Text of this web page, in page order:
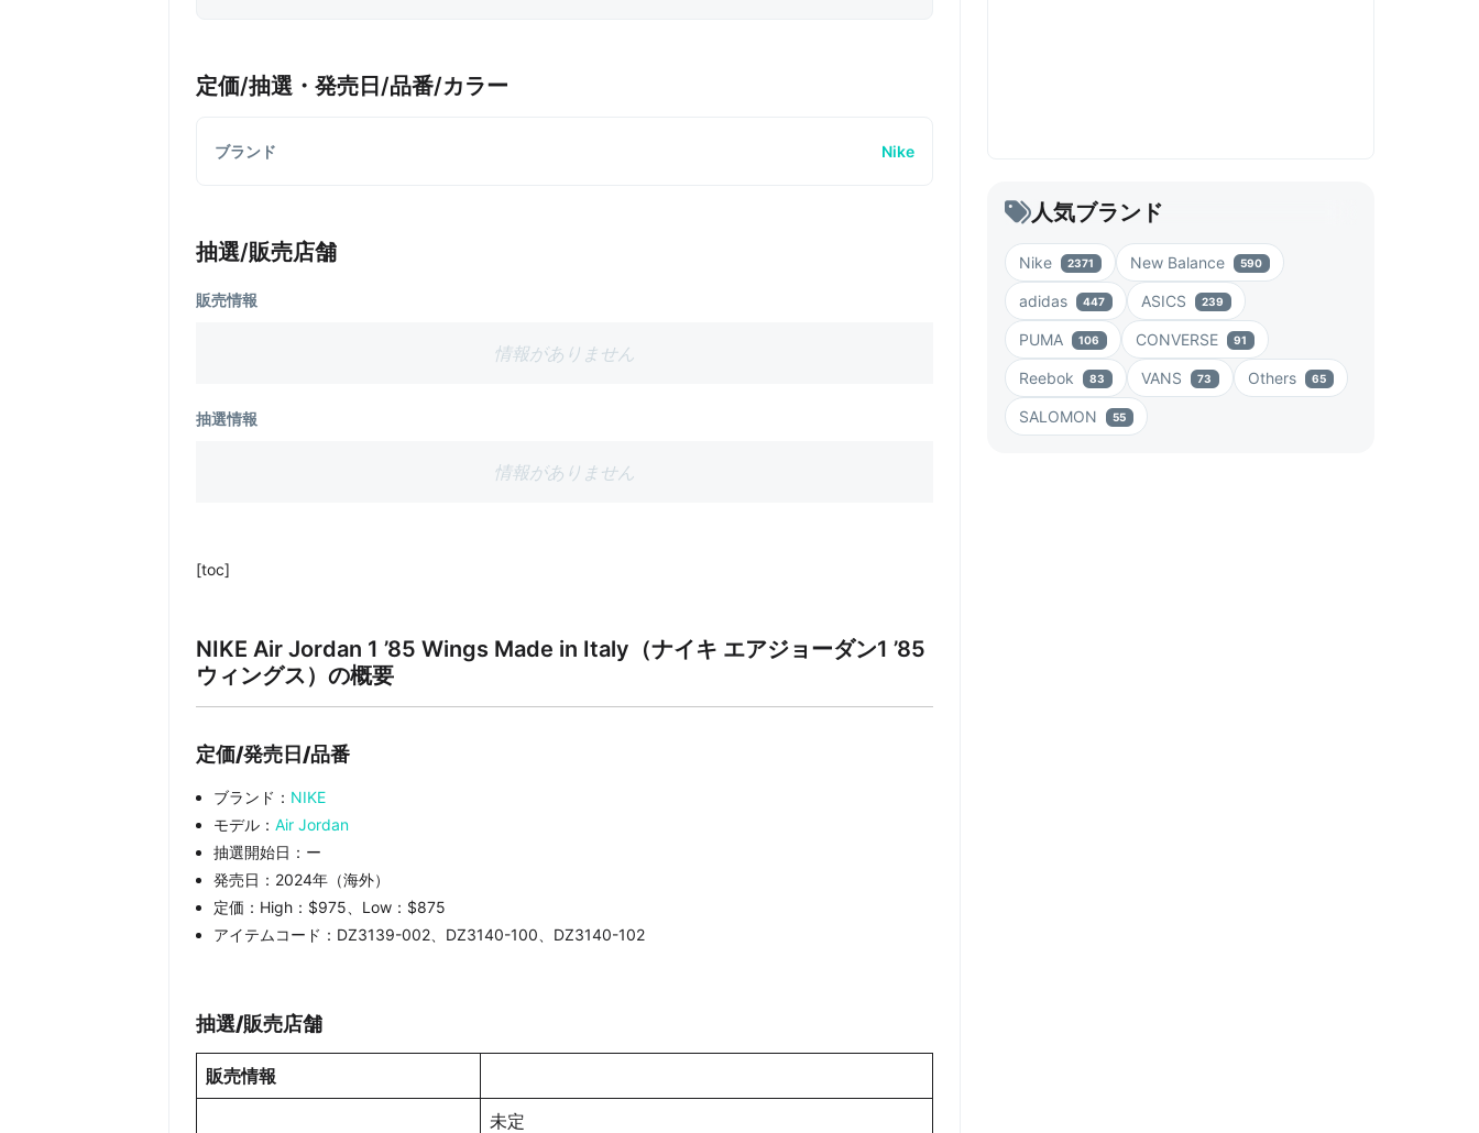
定価/抽選・発売日/品番/カラー
ブランド Nike
抽選/販売店舗
販売情報
情報がありません
抽選情報
情報がありません
[toc]
NIKE Air Jordan 1 ’85 Wings Made in Italy（ナイキ エアジョーダン1 ’85
ウィングス） の概要
定価/発売日/品番
ブランド： NIKE
モデル： Air Jordan
抽選開始日：ー
発売日：2024年（海外）
定価：High：$975、Low：$875
アイテムコード：DZ3139-002、DZ3140-100、DZ3140-102
抽選/販売店舗
販売情報
未定
人気ブランド
Nike 2371 New Balance 590
adidas 447 ASICS 239
PUMA 106 CONVERSE 91
Reebok 83 VANS 73 Others 65
SALOMON 55